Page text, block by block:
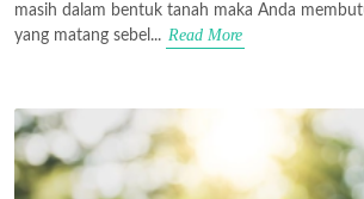
masih dalam bentuk tanah maka Anda
yang matang sebel... Read More